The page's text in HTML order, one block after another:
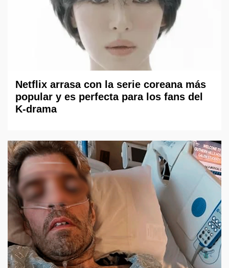
Netflix arrasa con la serie coreana más
popular y es perfecta para los fans del
K-drama